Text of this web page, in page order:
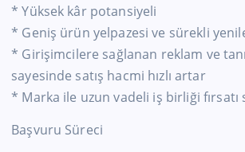
* Yüksek kâr potansiyeli
* Geniş ürün yelpazesi ve sürekli
* Girişimcilere sağlanan reklam ve
sayesinde satış hacmi hızlı artar
* Marka ile uzun vadeli iş birliği fırsatı
Başvuru Süreci